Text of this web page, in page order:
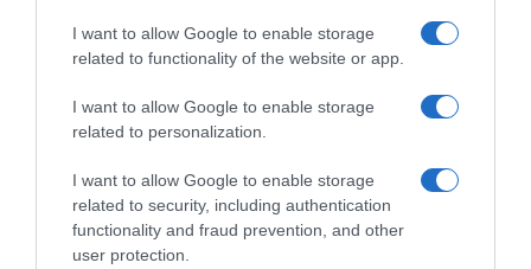
I want to allow Google to enable storage
related to functionality of the website or app.
I want to allow Google to enable storage
related to personalization.
I want to allow Google to enable storage
related to security, including authentication
functionality and fraud prevention, and other
user protection.
información Toxicológica, teléfono 91 562 04
20.Otros riesgos para la saludInformación del
fabricantePersán S.A. C/ Pino Albar, 2, 41016 Sevilla,
España. www.persan.es
Evolución del precio
Histórico de precios desde el inicio del seguimiento